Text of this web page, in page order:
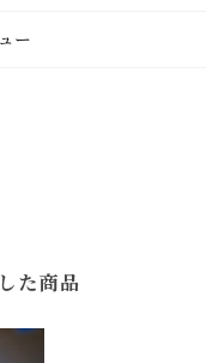
ー
た商品